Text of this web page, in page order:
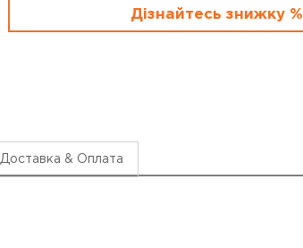
Дізнайтесь знижку %
Доставка & Оплата